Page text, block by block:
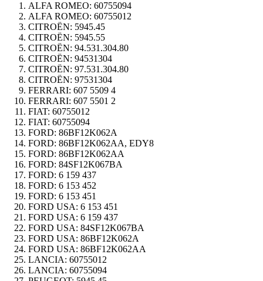
ALFA ROMEO: 60755094
ALFA ROMEO: 60755012
CITROËN: 5945.45
CITROËN: 5945.55
CITROËN: 94.531.304.80
CITROËN: 94531304
CITROËN: 97.531.304.80
CITROËN: 97531304
FERRARI: 607 5509 4
FERRARI: 607 5501 2
FIAT: 60755012
FIAT: 60755094
FORD: 86BF12K062A
FORD: 86BF12K062AA, EDY8
FORD: 86BF12K062AA
FORD: 84SF12K067BA
FORD: 6 159 437
FORD: 6 153 452
FORD: 6 153 451
FORD USA: 6 153 451
FORD USA: 6 159 437
FORD USA: 84SF12K067BA
FORD USA: 86BF12K062A
FORD USA: 86BF12K062AA
LANCIA: 60755012
LANCIA: 60755094